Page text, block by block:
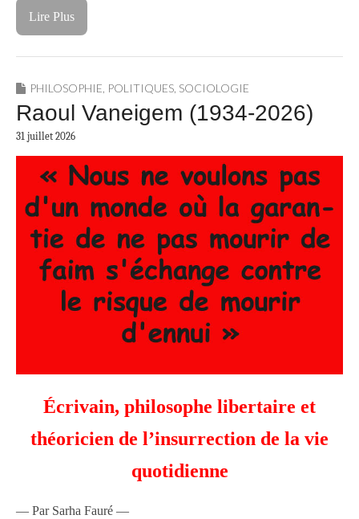
Lire Plus
PHILOSOPHIE POLITIQUES SOCIOLOGIE
Raoul Vaneigem (1934-2026)
31 juillet 2026
Écrivain, philosophe libertaire et
théoricien de l’insurrection de la vie
quotidienne
— Par Sarha Fauré —